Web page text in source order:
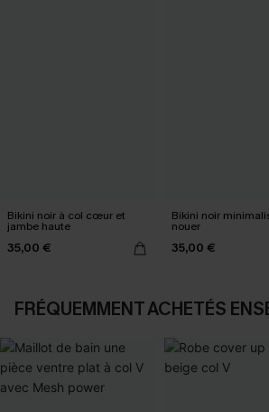
Bikini noir à col cœur et
jambe haute
35,00 €
Bikini noir
nouer
35,00 €
FRÉQUEMMENT ACHETÉS